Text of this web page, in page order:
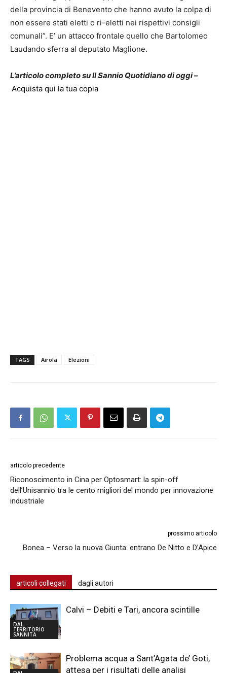
della provincia di Benevento che hanno avuto la colpa di
non essere stati eletti o ri-eletti nei rispettivi consigli
comunali”. E’ un attacco frontale quello che Bartolomeo
Laudando sferra al deputato Maglione.
L’articolo completo su Il Sannio Quotidiano di oggi –
Acquista qui la tua copia
TAGS Airola Elezioni
articolo precedente
Riconoscimento in Cina per Optosmart: la spin-off
dell’Unisannio tra le cento migliori del mondo per innovazione
industriale
prossimo articolo
Bonea – Verso la nuova Giunta: entrano De Nitto e D’Apice
articoli collegati dagli autori
DAL
TERRITORIO
SANNITA
Calvi – Debiti e Tari, ancora scintille
Problema acqua a Sant’Agata de’ Goti,
attesa per i risultati delle analisi